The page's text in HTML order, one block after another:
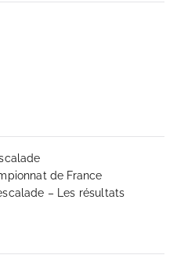
de France
– Les résultats